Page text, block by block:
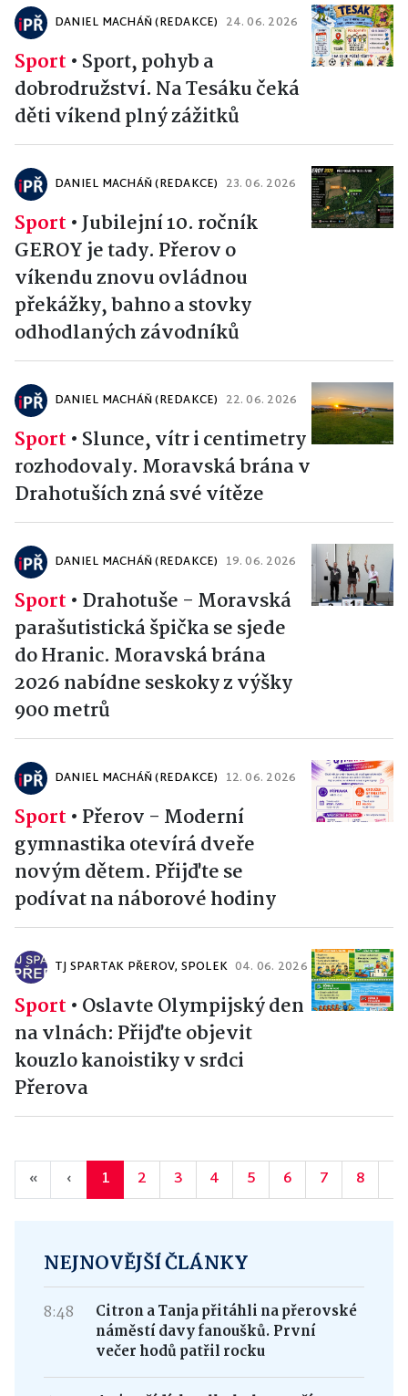
DANIEL MACHÁŇ (REDAKCE) 24. 06. 2026
Sport • Sport, pohyb a
dobrodružství. Na Tesáku čeká
děti víkend plný zážitků
DANIEL MACHÁŇ (REDAKCE) 23. 06. 2026
Sport •Jubilejní 10. ročník
GEROY je tady. Přerov o
víkendu znovu ovládnou
překážky, bahno a stovky
odhodlaných závodníků
DANIEL MACHÁŇ (REDAKCE) 22. 06. 2026
Sport • Slunce, vítr i centimetry
rozhodovaly. Moravská brána v
Drahotuších zná své vítěze
DANIEL MACHÁŇ (REDAKCE) 19. 06. 2026
Sport • Drahotuše - Moravská
parašutistická špička se sjede
do Hranic. Moravská brána
2026 nabídne seskoky z výšky
900 metrů
DANIEL MACHÁŇ (REDAKCE) 12. 06. 2026
Sport • Přerov - Moderní
gymnastika otevírá dveře
novým dětem. Přijďte se
podívat na náborové hodiny
TJ SPARTAK PŘEROV, SPOLEK 04. 06. 2026
Sport • Oslavte Olympijský den
na vlnách: Přijďte objevit
kouzlo kanoistiky v srdci
Přerova
« ‹ 1 2 3 4 5 6 7 8
NEJNOVĚJŠÍ ČLÁNKY
8:48
Citron a Tanja přitáhli na přerovské
náměstí davy fanoušků. První
večer hodů patřil rocku